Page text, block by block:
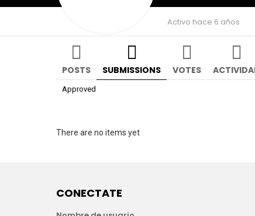
Activo hace 6 años
POSTS SUBMISSIONS VOTES
Approved
There are no items yet
CONECTATE